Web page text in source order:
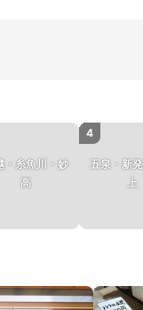
・糸魚川・妙
高
4
五泉・新
上